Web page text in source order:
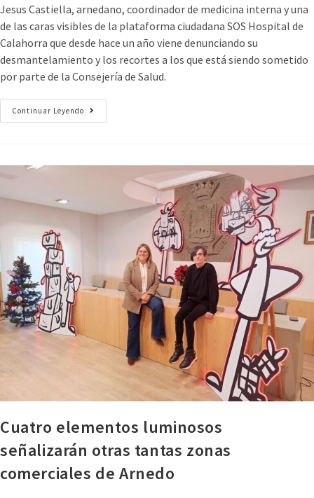
Jesus Castiella, arnedano, coordinador de medicina interna y una
de las caras visibles de la plataforma ciudadana SOS Hospital de
Calahorra que desde hace un año viene denunciando su
desmantelamiento y los recortes a los que está siendo sometido
por parte de la Consejería de Salud.
Continuar Leyendo
Cuatro elementos luminosos
señalizarán otras tantas zonas
comerciales de Arnedo